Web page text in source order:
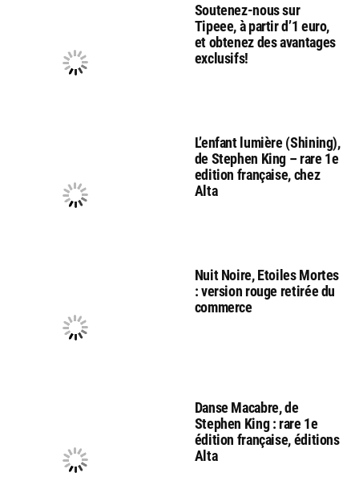
Soutenez-nous sur
Tipeee, à partir d’1 euro,
et obtenez des avantages
exclusifs!
L’enfant lumière (Shining),
de Stephen King – rare 1e
edition française, chez
Alta
Nuit Noire, Etoiles Mortes
: version rouge retirée du
commerce
Danse Macabre, de
Stephen King : rare 1e
édition française, éditions
Alta